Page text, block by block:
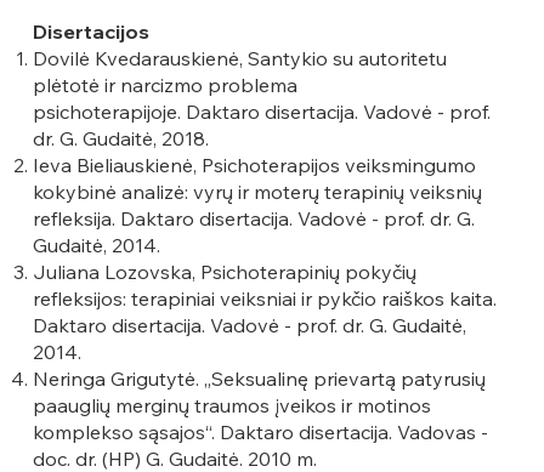
Disertacijos
Dovilė Kvedarauskienė, Santykio su autoritetu
plėtotė ir narcizmo problema
psichoterapijoje. Daktaro disertacija. Vadovė - prof.
dr. G. Gudaitė, 2018.
Ieva Bieliauskienė, Psichoterapijos veiksmingumo
kokybinė analizė: vyrų ir moterų terapinių veiksnių
refleksija. Daktaro disertacija. Vadovė - prof. dr. G.
Gudaitė, 2014.
Juliana Lozovska, Psichoterapinių pokyčių
refleksijos: terapiniai veiksniai ir pykčio raiškos kaita.
Daktaro disertacija. Vadovė - prof. dr. G. Gudaitė,
2014.
Neringa Grigutytė. „Seksualinę prievartą patyrusių
paauglių merginų traumos įveikos ir motinos
komplekso sąsajos“. Daktaro disertacija. Vadovas -
doc. dr. (HP) G. Gudaitė. 2010 m.